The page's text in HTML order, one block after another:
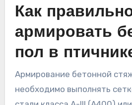
Как
армировать
пол в
Армирование бетонной
необходимо выполнять